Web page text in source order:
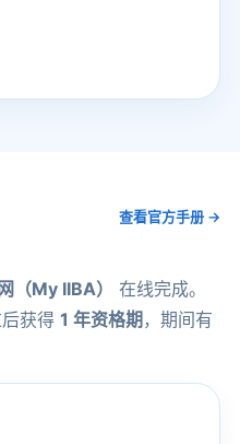
查看官方手册 →
（My IIBA）
在线完成。
获得 1 年资格期 ，期间有